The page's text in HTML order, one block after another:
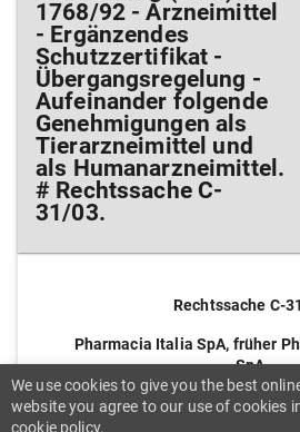
1768/92 - Arzneimittel
- Ergänzendes
Schutzzertifikat -
Übergangsregelung -
Aufeinander folgende
Genehmigungen als
Tierarzneimittel und
als Humanarzneimittel.
# Rechtssache C-
31/03.
Rechtssache C-
Pharmacia Italia SpA, früher
SpA
We use cookies to give you the best
website you agree to our use of cookies
cookie policy.